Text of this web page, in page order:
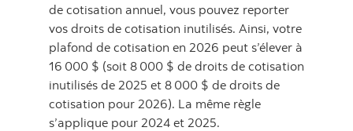
de cotisation annuel, vous pouvez reporter
vos droits de cotisation inutilisés. Ainsi, votre
plafond de cotisation en 2026 peut s’élever à
16 000 $ (soit 8 000 $ de droits de cotisation
inutilisés de 2025 et 8 000 $ de droits de
cotisation pour 2026). La même règle
s’applique pour 2024 et 2025.